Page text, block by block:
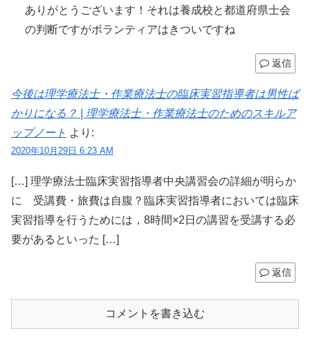
ありがとうございます！それは養成校と都道府県士会
の判断ですがボランティアはきついですね
返信
今後は理学療法士・作業療法士の臨床実習指導者は男性ば
かりになる？ | 理学療法士・作業療法士のためのスキルア
ップノート より:
2020年10月29日 6:23 AM
[…] 理学療法士臨床実習指導者中央講習会の詳細が明らか
に 受講費・旅費は自腹？臨床実習指導者においては臨床
実習指導を行うためには，8時間×2日の講習を受講する必
要があるといった […]
返信
コメントを書き込む